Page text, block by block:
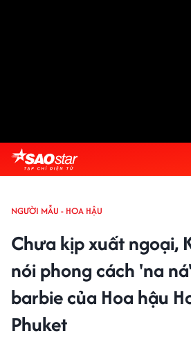
NGƯỜI MẪU - HOA HẬU
Chưa kịp xuất ngoại,
nói phong cách 'na
barbie của Hoa hậu
Phuket